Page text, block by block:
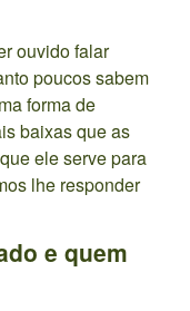
ouvido falar
poucos sabem
forma de
baixas que as
ele serve para
lhe responder
e quem